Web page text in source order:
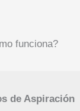
de Aspiración